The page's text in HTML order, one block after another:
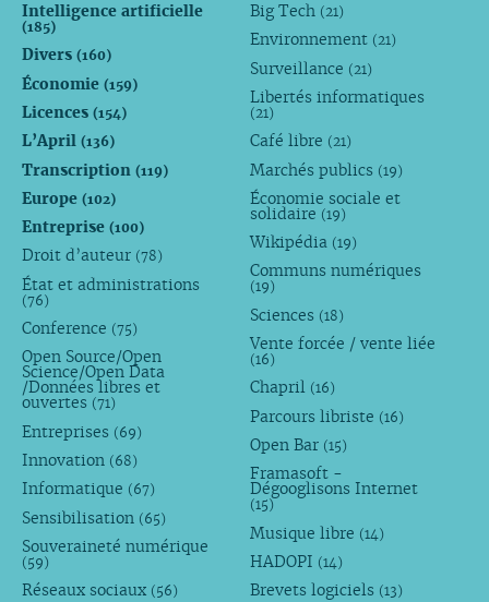
Intelligence artificielle
(185)
Divers (160)
Économie (159)
Licences (154)
L’April (136)
Transcription (119)
Europe (102)
Entreprise (100)
Droit d’auteur (78)
État et administrations
(76)
Conference (75)
Open Source/Open
Science/Open Data
/Données libres et
ouvertes (71)
Entreprises (69)
Innovation (68)
Informatique (67)
Sensibilisation (65)
Souveraineté numérique
(59)
Réseaux sociaux (56)
Big Tech (21)
Environnement (21)
Surveillance (21)
Libertés informatiques
(21)
Café libre (21)
Marchés publics (19)
Économie sociale et
solidaire (19)
Wikipédia (19)
Communs numériques
(19)
Sciences (18)
Vente forcée / vente liée
(16)
Chapril (16)
Parcours libriste (16)
Open Bar (15)
Framasoft -
Dégooglisons Internet
(15)
Musique libre (14)
HADOPI (14)
Brevets logiciels (13)